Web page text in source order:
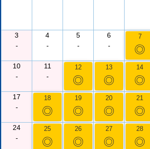
3
-
4
-
5
-
6
-
7
◎
10
-
11
-
12
◎
13
◎
14
◎
17
-
18
◎
19
◎
20
◎
21
◎
24
-
25
◎
26
◎
27
◎
28
◎